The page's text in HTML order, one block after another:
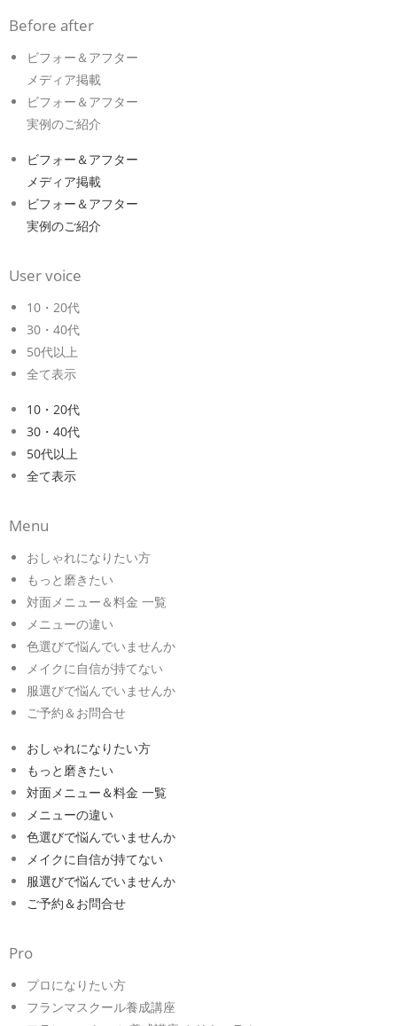
Before after
ビフォー＆アフター
メディア掲載
ビフォー＆アフター
実例のご紹介
ビフォー＆アフター
メディア掲載
ビフォー＆アフター
実例のご紹介
User voice
10・20代
30・40代
50代以上
全て表示
10・20代
30・40代
50代以上
全て表示
Menu
おしゃれになりたい方
もっと磨きたい
対面メニュー＆料金 一覧
メニューの違い
色選びで悩んでいませんか
メイクに自信が持てない
服選びで悩んでいませんか
ご予約＆お問合せ
おしゃれになりたい方
もっと磨きたい
対面メニュー＆料金 一覧
メニューの違い
色選びで悩んでいませんか
メイクに自信が持てない
服選びで悩んでいませんか
ご予約＆お問合せ
Pro
プロになりたい方
フランマスクール養成講座